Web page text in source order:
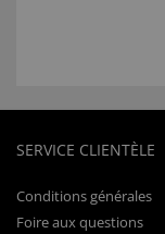
SERVICE CLIENTÈLE
Conditions générales
Foire aux questions